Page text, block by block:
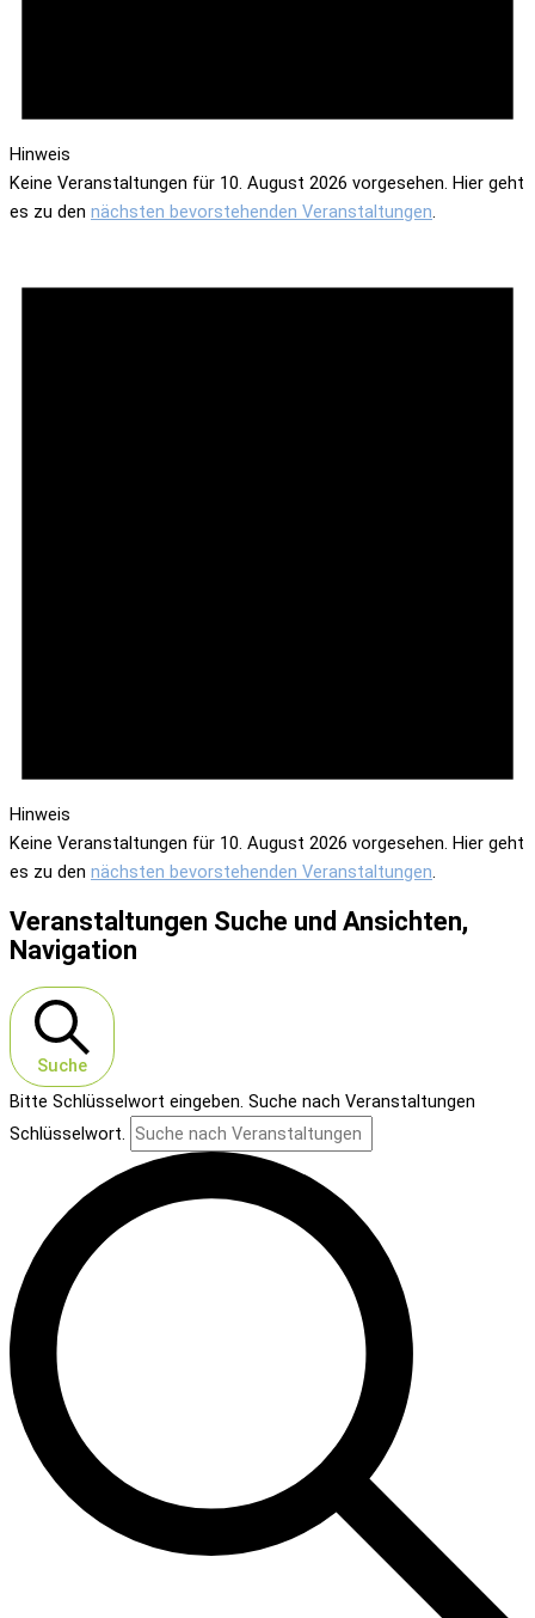
Hinweis
Keine Veranstaltungen für 10. August 2026 vorgesehen. Hier geht
es zu den nächsten bevorstehenden Veranstaltungen
Hinweis
Keine Veranstaltungen für 10. August 2026 vorgesehen. Hier geht
es zu den nächsten bevorstehenden Veranstaltungen.
Veranstaltungen Suche und Ansichten,
Navigation
Suche
Bitte Schlüsselwort eingeben. Suche nach Veranstaltungen
Schlüsselwort.